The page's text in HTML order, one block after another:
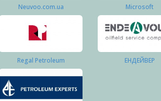
Neuvoo.com.ua Microsoft
Regal Petroleum ЕНДЕЙВЕР